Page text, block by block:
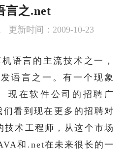
移动版
二次开发
定制开发
言之.net
更新时间：2009-10-23
语言的主流技术之一，
语言之一。有一个现象
在软件公司的招聘广
看到现在更多的招聘对
技术工程师，从这个市场
和.net在未来很长的一